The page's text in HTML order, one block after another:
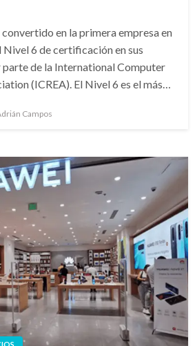
en la primera empresa en
Nivel 6 de certificación en sus
de la International Computer
(ICREA). El Nivel 6 es el más…
Campos